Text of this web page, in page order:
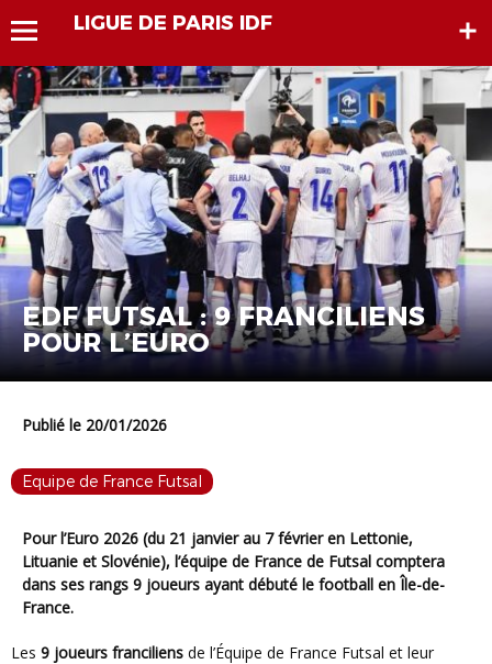
LIGUE DE PARIS IDF
EDF FUTSAL : 9 FRANCILIENS
POUR L’EURO
Publié le 20/01/2026
Equipe de France Futsal
Pour l’Euro 2026 (du 21 janvier au 7 février en Lettonie,
Lituanie et Slovénie), l’équipe de France de Futsal comptera
dans ses rangs 9 joueurs ayant débuté le football en Île-de-
France.
Les 9 joueurs franciliens de l’Équipe de France Futsal et leur